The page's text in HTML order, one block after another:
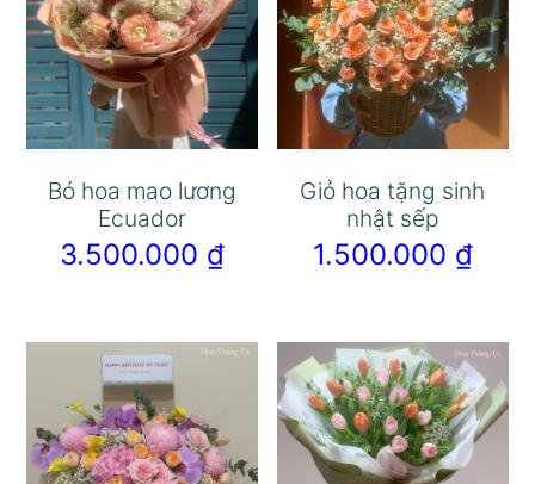
Bó hoa mao lương
Ecuador
3.500.000 ₫
Giỏ hoa tặng sinh
nhật sếp
1.500.000 ₫